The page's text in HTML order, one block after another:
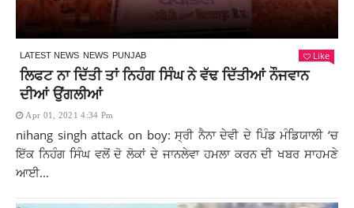
LATEST NEWS NEWS PUNJAB Like
ਲਿਫਟ ਨਾ ਦਿੱਤੀ ਤਾਂ ਨਿਹੰਗ ਸਿੰਘ ਨੇ ਵੱਢ ਦਿੱਤੀਆਂ ਨੌਜਵਾਨ
ਦੀਆਂ ਉਂਗਲੀਆਂ
Apr 01, 2021 4:34 Pm
nihang singh attack on boy: ਸ੍ਰੀ ਨੈਨਾ ਦੇਵੀ ਦੇ ਪਿੰਡ ਮੰਡਿਯਾਲੀ ‘ਚ
ਇੱਕ ਨਿਹੰਗ ਸਿੰਘ ਵਲੋਂ ਦੋ ਲੋਕਾਂ ਦੇ ਜਾਨਲੇਵਾ ਹਮਲਾ ਕਰਨ ਦੀ ਖਬਰ ਸਾਹਮਣੇ
ਆਈ...